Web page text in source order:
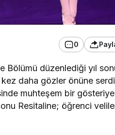
0
Bölümü düzenlediği yıl
daha gözler önüne
muhteşem bir
Resitaline; öğrenci